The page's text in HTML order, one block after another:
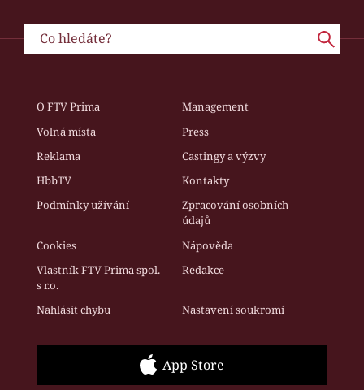
O FTV Prima
Management
Volná místa
Press
Reklama
Castingy a výzvy
HbbTV
Kontakty
Podmínky užívání
Zpracování osobních
údajů
Cookies
Nápověda
Vlastník FTV Prima spol.
s r.o.
Redakce
Nahlásit chybu Nastavení soukromí
App Store